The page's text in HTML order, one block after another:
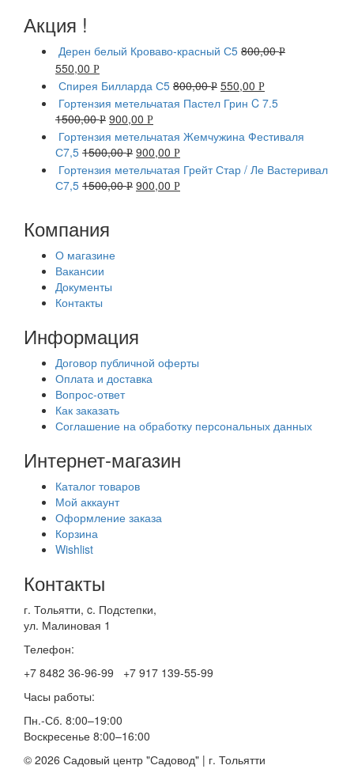
Акция !
Дерен белый Кроваво-красный С5 800,00Р
550,00 Р
Спирея Билларда С5 800,00Р 550,00 Р
Гортензия метельчатая Пастел Грин C 7.5
1500,00Р 900,00 Р
Гортензия метельчатая Жемчужина Фестиваля
С7,5 1500,00Р 900,00 Р
Гортензия метельчатая Грейт Стар / Ле Вастеривал
С7,5 1500,00Р 900,00 Р
Компания
О магазине
Вакансии
Документы
Контакты
Информация
Договор публичной оферты
Оплата и доставка
Вопрос-ответ
Как заказать
Соглашение на обработку персональных данных
Интернет-магазин
Каталог товаров
Мой аккаунт
Оформление заказа
Корзина
Wishlist
Контакты
г. Тольятти, c. Подстепки,
ул. Малиновая 1
Телефон:
+7 8482 36‑96-99 +7 917 139‑55-99
Часы работы:
Пн.-Сб. 8:00–19:00
Воскресенье 8:00–16:00
© 2026 Садовый центр "Садовод" | г. Тольятти